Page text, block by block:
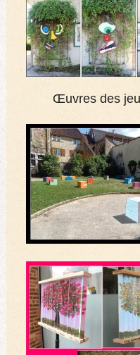
Œuvres des